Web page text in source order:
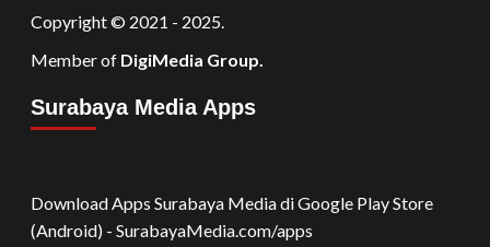
Copyright © 2021 - 2025.
Member of DigiMedia Group.
Surabaya Media Apps
Download Apps Surabaya Media di Google Play Store
(Android) - SurabayaMedia.com/apps